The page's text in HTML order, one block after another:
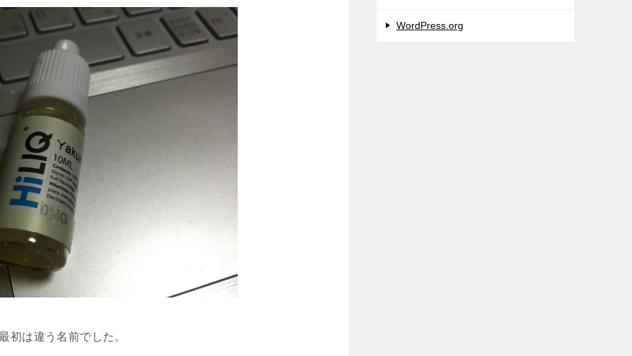
初は違う名前でした。
WordPress.org